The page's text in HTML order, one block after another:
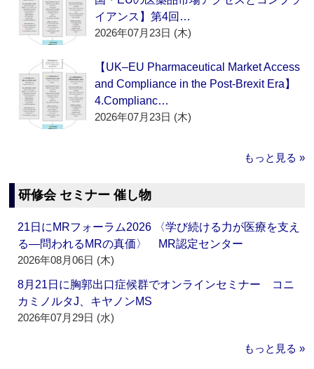
イアンス】第4回…
2026年07月23日 (木)
【UK–EU Pharmaceutical Market Access
and Compliance in the Post-Brexit Era】
4.Complianc…
2026年07月23日 (木)
もっと見る »
研修会 セミナー 催し物
21日にMRフォーラム2026 〈学び続ける力が医療を支え
る―問われるMRの真価〉 MR認定センター
2026年08月06日 (木)
8月21日に胸郭出口症候群でオンラインセミナー コニ
カミノルタJ、キヤノンMS
2026年07月29日 (水)
もっと見る »